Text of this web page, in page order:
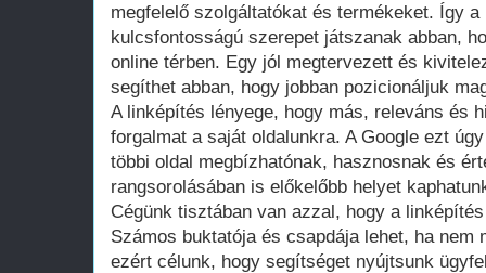
megfelelő szolgáltatókat és termékeket. Így
kulcsfontosságú szerepet játszanak abban,
online térben. Egy jól megtervezett és
segíthet abban, hogy jobban pozicionáljuk
A linképítés lényege, hogy más, releváns és
forgalmat a saját oldalunkra. A Google ezt
többi oldal megbízhatónak, hasznosnak és
rangsorolásában is előkelőbb helyet
Cégünk tisztában van azzal, hogy a
Számos buktatója és csapdája lehet, ha nem
ezért célunk, hogy segítséget nyújtsunk